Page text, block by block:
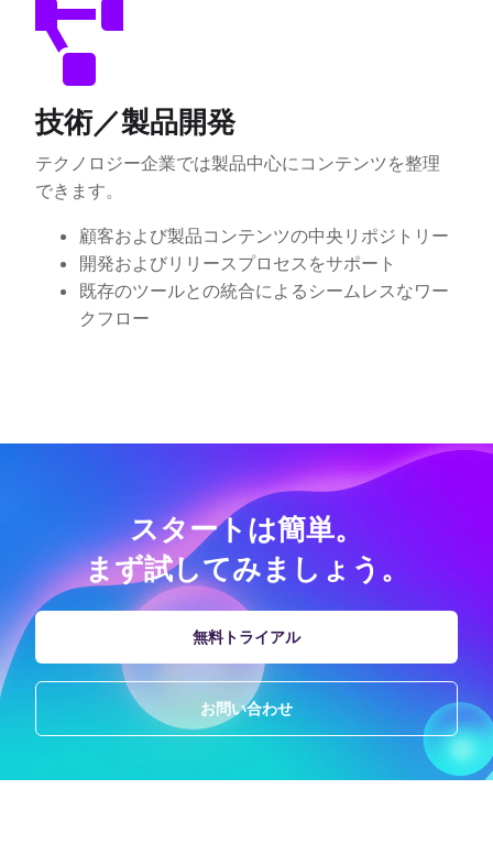
技術／製品開発
テクノロジー企業では製品中心にコンテンツを整理
できます。
顧客および製品コンテンツの中央リポジトリー
開発およびリリースプロセスをサポート
既存のツールとの統合によるシームレスなワー
クフロー
スタートは簡単。
まず試してみましょう。
無料トライアル
お問い合わせ